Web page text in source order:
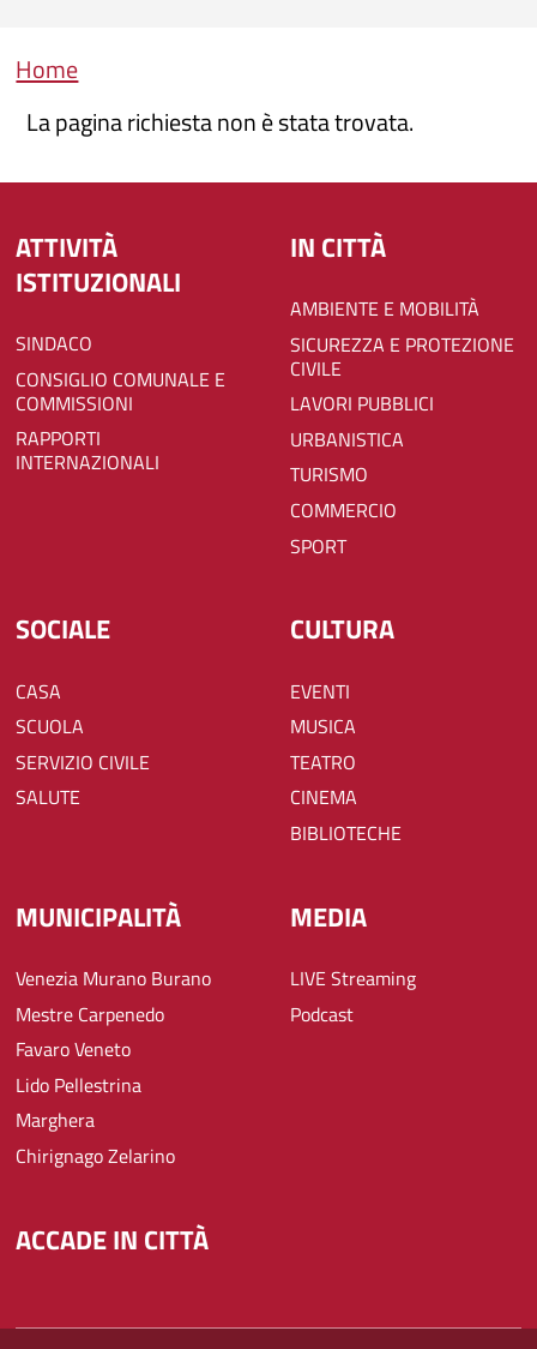
Briciole di pane
Home
La pagina richiesta non è stata trovata.
ATTIVITÀ
ISTITUZIONALI
SINDACO
CONSIGLIO COMUNALE E
COMMISSIONI
RAPPORTI
INTERNAZIONALI
IN CITTÀ
AMBIENTE E MOBILITÀ
SICUREZZA E PROTEZIONE
CIVILE
LAVORI PUBBLICI
URBANISTICA
TURISMO
COMMERCIO
SPORT
SOCIALE
CASA
SCUOLA
SERVIZIO CIVILE
SALUTE
CULTURA
EVENTI
MUSICA
TEATRO
CINEMA
BIBLIOTECHE
MUNICIPALITÀ
Venezia Murano Burano
Mestre Carpenedo
Favaro Veneto
Lido Pellestrina
Marghera
Chirignago Zelarino
MEDIA
LIVE Streaming
Podcast
ACCADE IN CITTÀ